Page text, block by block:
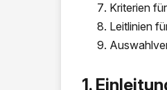
Kriterien
Leitlinien
1.